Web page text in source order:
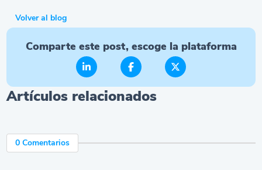
Volver al blog
Comparte este post, escoge la plataforma
Artículos relacionados
0 Comentarios